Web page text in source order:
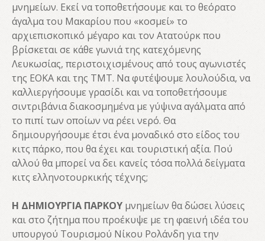
μνημείων. Εκεί να τοποθετήσουμε και το θεόρατο
άγαλμα του Μακαρίου που «κοσμεί» το
αρχιεπισκοπικό μέγαρο και τον Ατατούρκ που
βρίσκεται σε κάθε γωνιά της κατεχόμενης
Λευκωσίας, περιστοιχισμένους από τους αγωνιστές
της ΕΟΚΑ και της ΤΜΤ. Να φυτέψουμε λουλούδια, να
καλλιεργήσουμε γρασίδι και να τοποθετήσουμε
σιντριβάνια διακοσμημένα με γύψινα αγάλματα από
το πιπί των οποίων να ρέει νερό. Θα
δημιουργήσουμε έτσι ένα μοναδικό στο είδος του
κιτς πάρκο, που θα έχει και τουριστική αξία. Πού
αλλού θα μπορεί να δει κανείς τόσα πολλά δείγματα
κιτς ελληνοτουρκικής τέχνης;
Η ΔΗΜΙΟΥΡΓΙΑ ΠΑΡΚΟΥμνημείων θα δώσει λύσεις
και στο ζήτημα που προέκυψε με τη φαεινή ιδέα του
υπουργού Τουρισμού Νίκου Ρολάνδη για την